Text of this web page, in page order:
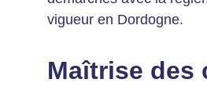
vigueur en Dordogne.
Maîtrise des